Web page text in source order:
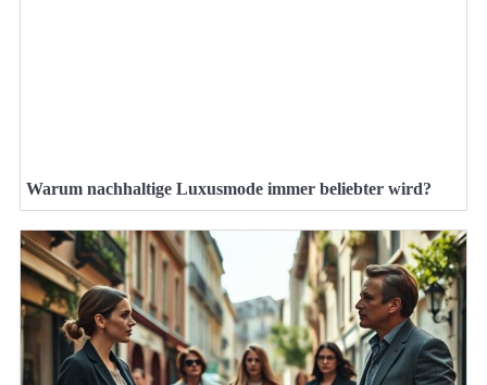
Warum nachhaltige Luxusmode immer beliebter wird?